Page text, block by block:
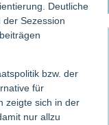
Deutliche
Sezession
bzw. der
für
zeigte sich in der
nur allzu